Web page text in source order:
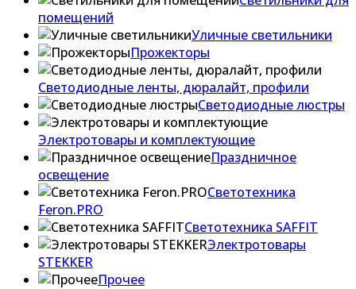
помещений
Уличные светильники
Прожекторы
Светодиодные ленты, дюралайт, профили
Светодиодные люстры
Электротовары и комплектующие
Праздничное
освещение
Светотехника
Feron.PRO
Светотехника SAFFIT
Электротовары
STEKKER
Прочее